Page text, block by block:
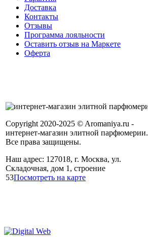
Доставка
Контакты
Отзывы
Программа лояльности
Оставить отзыв на Маркете
Оферта
Copyright 2020-2025 © Aromaniya.ru -
интернет-магазин элитной парфюмерии.
Все права защищены.
Наш адрес: 127018, г. Москва, ул.
Складочная, дом 1, строение
53Посмотреть на карте